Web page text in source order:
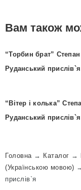
Вам також
“Торбин брат” Степан
Руданський прислів`я
“Вітep i колька”
Руданський прислів`я
Головна→ Каталог →
(Українською мовою)
прислів`я